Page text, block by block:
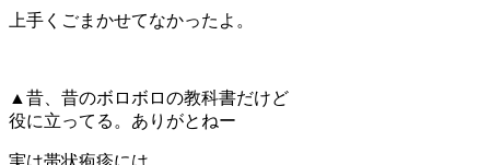
上手くごまかせてなかったよ。
▲昔、昔のボロボロの教科書だけど
役に立ってる。ありがとねー
実は帯状疱疹には